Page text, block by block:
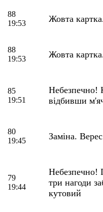
88
19:53
Жовта
88
19:53
Жовта
85
19:51
Небезпечно!
відбивши
80
19:45
Заміна.
79
19:44
Небезпечно!
три нагоди
кутовий